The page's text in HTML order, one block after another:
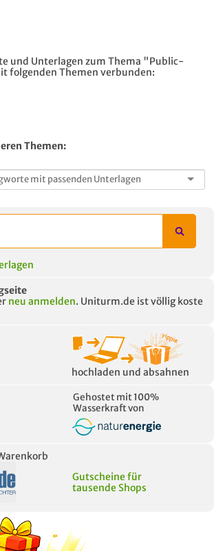
und Unterlagen zum Thema "Public-
folgenden Themen verbunden:
Themen:
neu anmelden. Uniturm.de ist völlig koste
hochladen und absahnen
Gehostet mit 100%
Wasserkraft von
Gutscheine für
tausende Shops